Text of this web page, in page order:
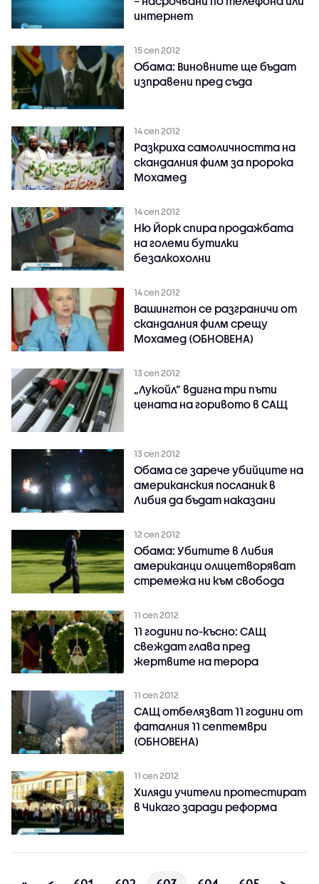
интернет
15 сеп 2012
Обама: Виновните ще бъдат
изправени пред съда
14 сеп 2012
Разкриха самоличността на
скандалния филм за пророка
Мохамед
14 сеп 2012
Ню Йорк спира продажбата
на големи бутилки
безалкохолни
14 сеп 2012
Вашингтон се разграничи от
скандалния филм срещу
Мохамед (ОБНОВЕНА)
13 сеп 2012
„Лукойл” вдигна три пъти
цената на горивото в САЩ
13 сеп 2012
Обама се зарече убийците на
американския посланик в
Либия да бъдат наказани
12 сеп 2012
Обама: Убитите в Либия
американци олицетворяват
стремежа ни към свобода
11 сеп 2012
11 години по-късно: САЩ
свеждат глава пред
жертвите на терора
11 сеп 2012
САЩ отбелязват 11 години от
фаталния 11 септември
(ОБНОВЕНА)
11 сеп 2012
Хиляди учители протестират
в Чикаго заради реформа